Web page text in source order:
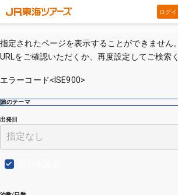
ログイ
指定されたページを表示することができません。
URLをご確認いただくか、再度設定してご検索
エラーコード<ISE900>
出発日
旅のテーマ